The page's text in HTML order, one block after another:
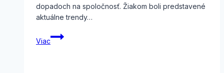
dopadoch na spoločnosť. Žiakom boli predstavené
aktuálne trendy…
Viac
Extrémizmus
a